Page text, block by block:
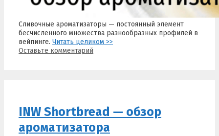
Сливочные ароматизаторы — постоянный элемент
бесчисленного множества разнообразных профилей в
вейпинге. Читать целиком >>
Оставьте комментарий
INW Shortbread — обзор
ароматизатора